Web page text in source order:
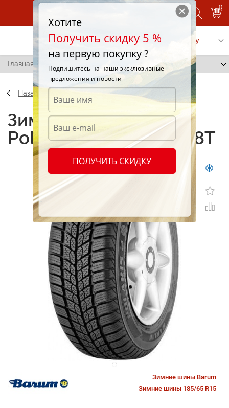
0
Позвонить Заказать услугу
Главная /
Назад
Зимние шины Barum
Polaris 2 185/65 R15 88T
Зимние шины Barum
Зимние шины 185/65 R15
Хотите
Получить скидку 5 %
на первую покупку ?
Подпишитесь на наши эксклюзивные
предложения и новости
ПОЛУЧИТЬ СКИДКУ